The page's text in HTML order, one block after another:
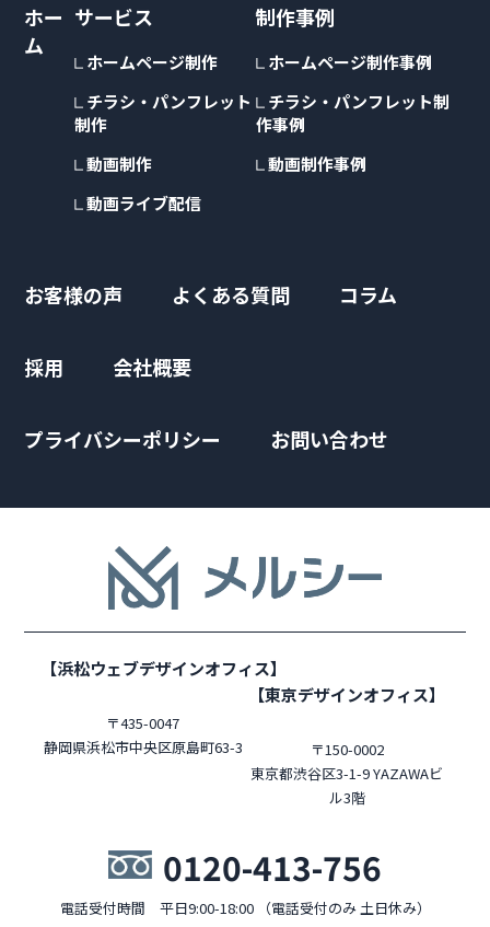
ホー
ム
サービス
ホームページ制作
チラシ・パンフレット
制作
動画制作
動画ライブ配信
制作事例
ホームページ制作事例
チラシ・パンフレット制
作事例
動画制作事例
お客様の声 よくある質問 コラム
採用 会社概要
プライバシーポリシー お問い合わせ
【浜松ウェブデザインオフィス】
〒435-0047
静岡県浜松市中央区原島町63-3
【東京デザインオフィス】
〒150-0002
東京都渋谷区3-1-9 YAZAWAビ
ル3階
0120-413-756
電話受付時間 平日9:00-18:00 （電話受付のみ 土日休み）